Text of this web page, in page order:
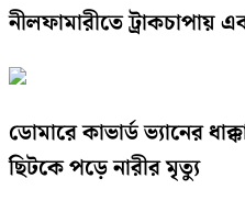
নীলফামারীতে ট্রাকচাপায়
ডোমারে কাভার্ড ভ্যানের
ছিটকে পড়ে নারীর মৃত্যু